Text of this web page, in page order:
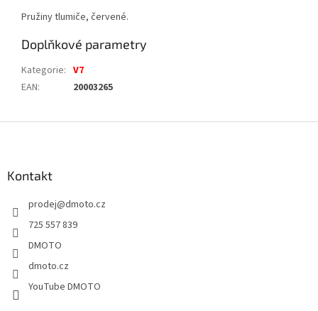
Pružiny tlumiče, červené.
Doplňkové parametry
Kategorie: V7
EAN: 20003265
Kontakt
prodej@dmoto.cz
725 557 839
DMOTO
dmoto.cz
YouTube DMOTO